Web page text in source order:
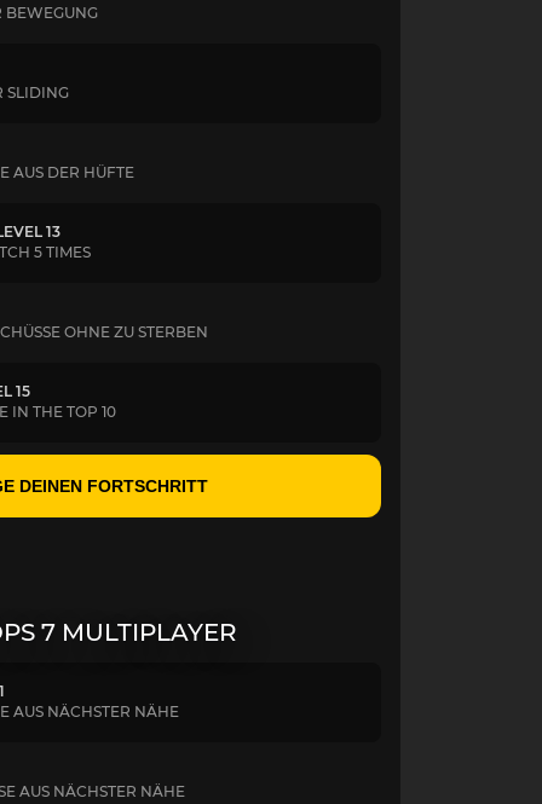
BEWEGUNG
SLIDING
AUS DER HÜFTE
13
5 TIMES
OHNE ZU STERBEN
15
IN THE TOP 10
DEINEN FORTSCHRITT
7 MULTIPLAYER
AUS NÄCHSTER NÄHE
AUS NÄCHSTER NÄHE